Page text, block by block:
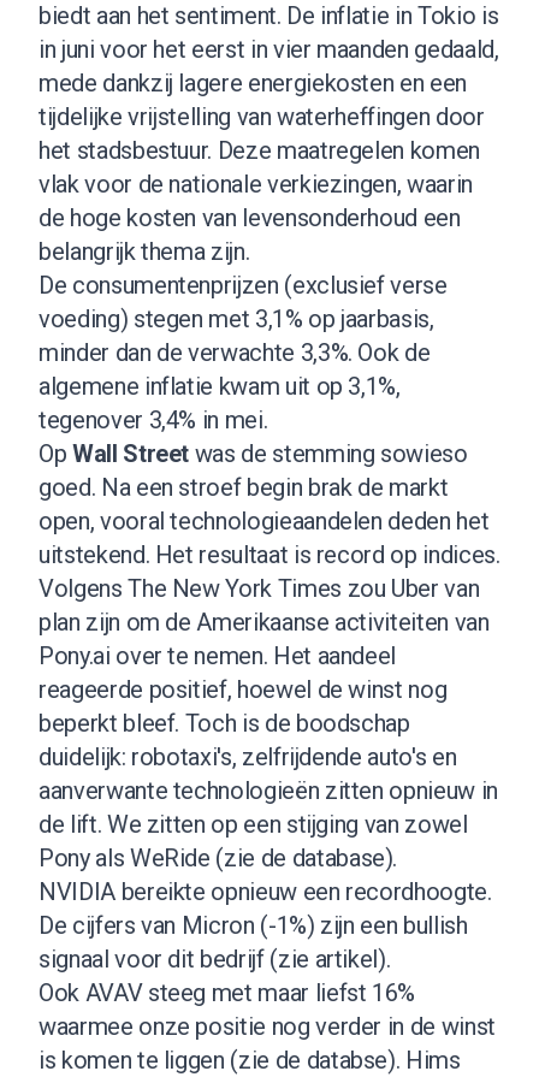
biedt aan het sentiment. De inflatie in Tokio is
in juni voor het eerst in vier maanden gedaald,
mede dankzij lagere energiekosten en een
tijdelijke vrijstelling van waterheffingen door
het stadsbestuur. Deze maatregelen komen
vlak voor de nationale verkiezingen, waarin
de hoge kosten van levensonderhoud een
belangrijk thema zijn.
De consumentenprijzen (exclusief verse
voeding) stegen met 3,1% op jaarbasis,
minder dan de verwachte 3,3%. Ook de
algemene inflatie kwam uit op 3,1%,
tegenover 3,4% in mei.
Op Wall Street was de stemming sowieso
goed. Na een stroef begin brak de markt
open, vooral technologieaandelen deden het
uitstekend. Het resultaat is record op indices.
Volgens The New York Times zou Uber van
plan zijn om de Amerikaanse activiteiten van
Pony.ai over te nemen. Het aandeel
reageerde positief, hoewel de winst nog
beperkt bleef. Toch is de boodschap
duidelijk: robotaxi's, zelfrijdende auto's en
aanverwante technologieën zitten opnieuw in
de lift. We zitten op een stijging van zowel
Pony als WeRide (zie de database).
NVIDIA bereikte opnieuw een recordhoogte.
De cijfers van Micron (-1%) zijn een bullish
signaal voor dit bedrijf (zie artikel).
Ook AVAV steeg met maar liefst 16%
waarmee onze positie nog verder in de winst
is komen te liggen (zie de databse). Hims